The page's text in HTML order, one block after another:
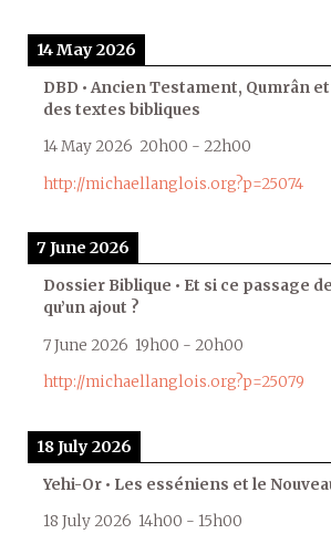
14 May 2026
DBD • Ancien Testament, Qumrân
des textes bibliques
14 May 2026 20h00 - 22h00
http://michaellanglois.org?p=25074
7 June 2026
Dossier Biblique • Et si ce passage
qu’un ajout ?
7 June 2026 19h00 - 20h00
http://michaellanglois.org?p=25079
18 July 2026
Yehi-Or • Les esséniens et le
18 July 2026 14h00 - 15h00